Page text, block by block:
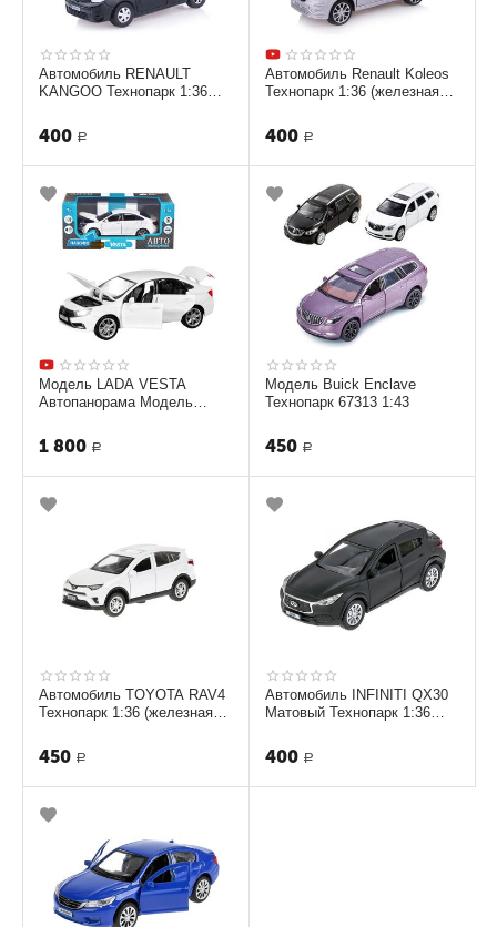
Автомобиль RENAULT
KANGOO Технопарк 1:36
400 Р
Автомобиль Renault Koleos
Технопарк 1:36 (железная
400 Р
Модель LADA VESTA
Автопанорама Модель
1 800 Р
Модель Buick Enclave
Технопарк 67313 1:43
450 Р
Автомобиль TOYOTA RAV4
Технопарк 1:36 (железная
450 Р
Автомобиль INFINITI QX30
Матовый Технопарк 1:36
400 Р